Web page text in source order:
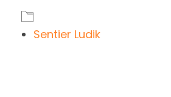
Sentier Ludik